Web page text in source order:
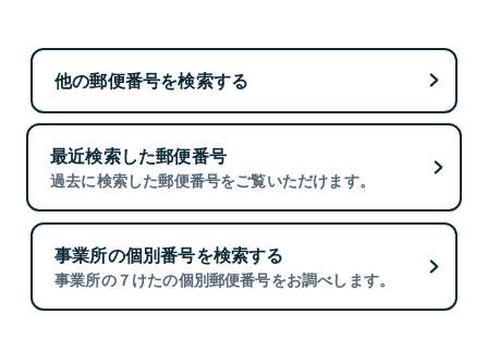
他の郵便番号を検索する
最近検索した郵便番号
過去に検索した郵便番号をご覧いただけます。
事業所の個別番号を検索する
事業所の７けたの個別郵便番号をお調べします。